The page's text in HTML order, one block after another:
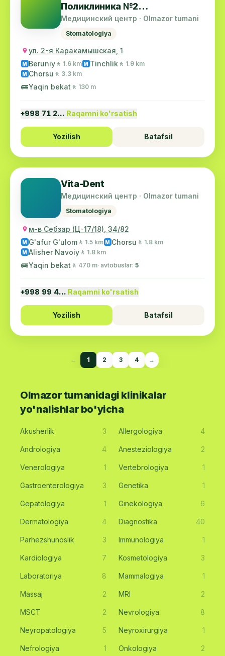
Поликлиника №2
Алмазарского Района
Медицинский центр · Olmazor tumani
Stomatologiya
ул. 2-я Каракамышская, 1
M Beruniy 🚶 1.6 km M Tinchlik 🚶 1.9 km
M Chorsu 🚶 3.3 km
🚌Yaqin bekat 🚶 130 m
+998 71 2… Raqamni ko'rsatish
Yozilish Batafsil
Vita-Dent
Медицинский центр · Olmazor tumani
Stomatologiya
м-в Себзар (Ц-17/18), 34/82
M G'afur G'ulom 🚶 1.5 km M Chorsu 🚶 1.8 km
M Alisher Navoiy 🚶 1.8 km
🚌Yaqin bekat 🚶 470 m· avtobuslar: 5
+998 99 4… Raqamni ko'rsatish
Yozilish Batafsil
← 1 2 3 4 →
Olmazor tumanidagi klinikalar
yo'nalishlar bo'yicha
Akusherlik 3 Allergologiya 4
Andrologiya 4 Anesteziologiya 2
Venerologiya 1 Vertebrologiya 1
Gastroenterologiya 3 Genetika 1
Gepatologiya 1 Ginekologiya 6
Dermatologiya 4 Diagnostika 40
Parhezshunoslik 3 Immunologiya 1
Kardiologiya 7 Kosmetologiya 3
Laboratoriya 8 Mammalogiya 1
Massaj 2 MRI 2
MSCT 2 Nevrologiya 8
Neyropatologiya 5 Neyroxirurgiya 1
Nefrologiya 1 Onkologiya 2